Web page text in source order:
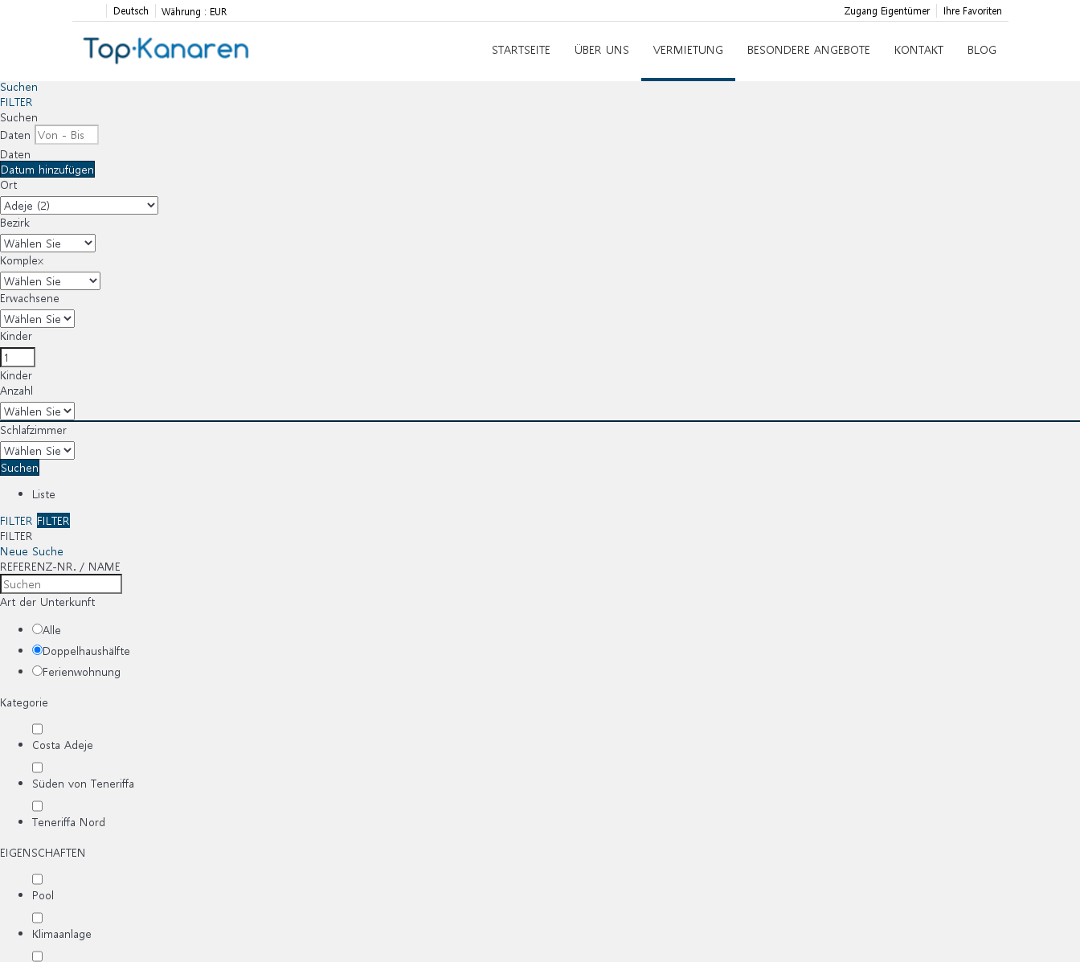
Deutsch Währung : EUR Ihre Favoriten
Zugang Eigentümer
STARTSEITE ÜBER UNS VERMIETUNG BESONDERE ANGEBOTE KONTAKT BLOG
Suchen
FILTER
Suchen
Daten
Daten
Datum hinzufügen
Ort
Bezirk
Komplex
Erwachsene
Kinder
Kinder
Anzahl
Schlafzimmer
Suchen
Liste
FILTER FILTER
FILTER
Neue Suche
REFERENZ-NR. / NAME
Art der Unterkunft
Alle
Doppelhaushälfte
Ferienwohnung
Kategorie
Costa Adeje
Süden von Teneriffa
Teneriffa Nord
EIGENSCHAFTEN
Pool
Klimaanlage